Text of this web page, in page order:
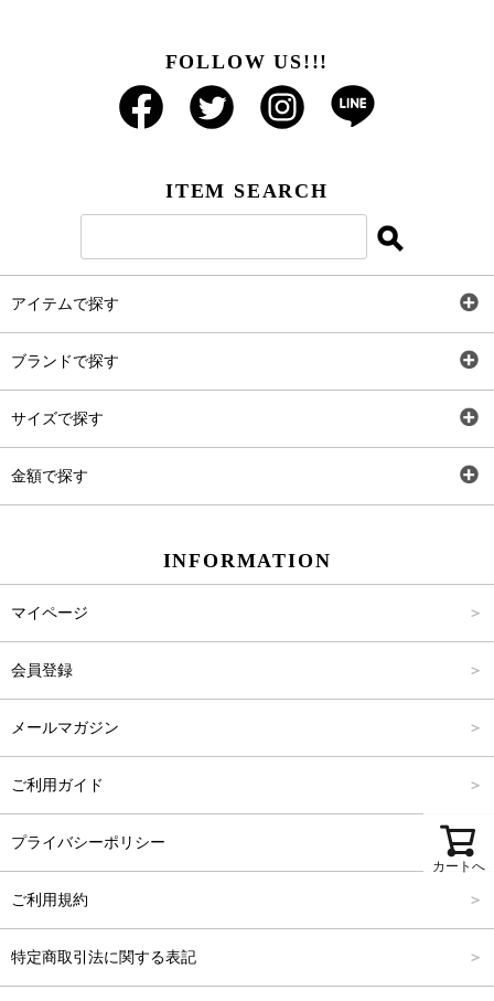
カートへ
FOLLOW US!!!
ITEM SEARCH
アイテムで探す
ブランドで探す
サイズで探す
金額で探す
INFORMATION
マイページ
会員登録
メールマガジン
ご利用ガイド
プライバシーポリシー
ご利用規約
特定商取引法に関する表記